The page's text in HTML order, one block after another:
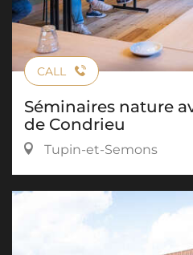
CALL
Séminaires nature
de Condrieu
Tupin-et-Semons